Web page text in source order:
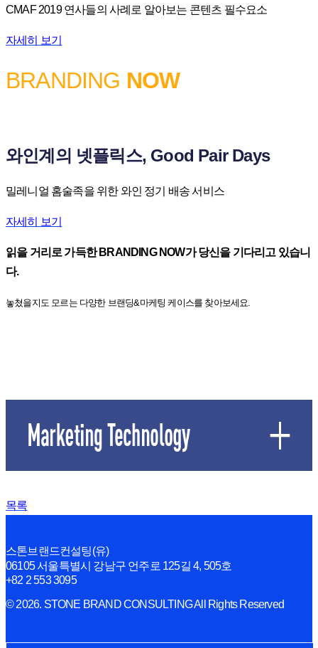
CMAF 2019 연사들의 사례로 알아보는 콘텐츠 필수요소
자세히 보기
BRANDING NOW
와인계의 넷플릭스, Good Pair Days
밀레니얼 홈술족을 위한 와인 정기 배송 서비스
자세히 보기
읽을 거리로 가득한 BRANDING NOW가 당신을 기다리고 있습니
다.
놓쳤을지도 모르는 다양한 브랜딩&마케팅 케이스를 찾아보세요.
목록
스톤브랜드컨설팅(유)
06105 서울특별시 강남구 언주로 125길 4, 505호
+82 2 553 3095
© 2026. STONE BRAND CONSULTING All Rights Reserved